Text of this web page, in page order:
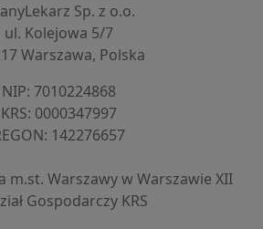
Sp. z o.o.
ul. Kolejowa 5/7
Warszawa, Polska
NIP: ⁠7010224868
KRS: ⁠0000347997
⁠142276657
m.st. Warszawy w Warszawie XII
Gospodarczy KRS